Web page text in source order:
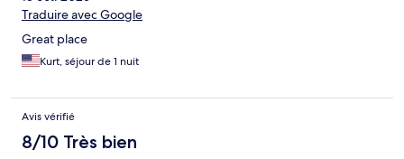
Traduire avec Google
Great place
Kurt, séjour de 1 nuit
Avis vérifié
8/10 Très bien